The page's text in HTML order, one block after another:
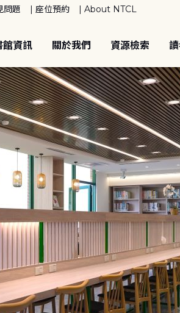
問題 座位預約 About NTCL
館資訊 關於我們 資源檢索